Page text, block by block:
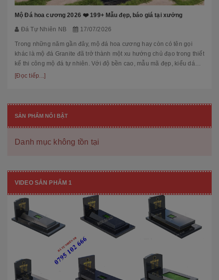
Mộ Đá hoa cương 2026 ❤️ 199+ Mẫu đẹp, báo giá tại xưởng
Đá Tự Nhiên NB 17/07/2026
Trong những năm gần đây, mộ đá hoa cương hay còn có tên gọi
khác là mộ đá Granite đã trở thành một xu hướng chủ đạo trong thiết
kế thi công mộ đá tự nhiên. Với độ bền cao, mẫu mã đẹp, kiểu dáng
hiệ...
[Đọc tiếp...]
SẢN PHẨM NỔI BẬT
Danh mục không tồn tại
VIDEO SẢN PHẨM 1